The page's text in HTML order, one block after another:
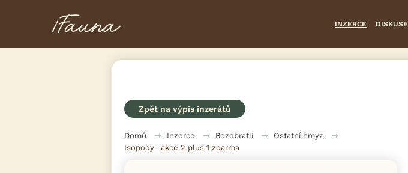
INZERCE DISKUSE
Zpět na výpis inzerátů
Domů Inzerce Bezobratlí
Ostatní hmyz
Isopody- akce 2 plus 1 zdarma